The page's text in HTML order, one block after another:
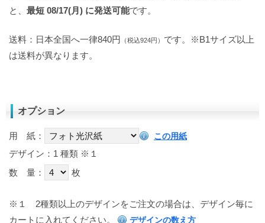
と、 最短 08/17(月) に発送可能です。
送料：日本全国へ一律840円 （税込924円） です。※B1サイズ以上
は送料が異なります。
オプション
用 紙： この用紙
デザイン：1 種類 ※１
数 量：
枚
※１
2種類以上のデザインをご注文の場合は、デザイン毎に
カートに入れてください。
デザインの数え方